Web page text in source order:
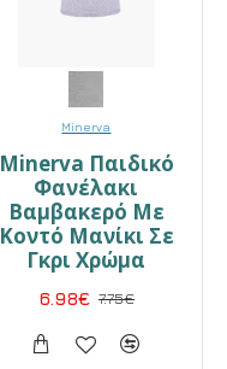
Minerva
Minerva Παιδικό
Φανέλακι
Βαμβακερό Με
Κοντό Μανίκι Σε
Γκρι Χρώμα
6.98€ 7.75€